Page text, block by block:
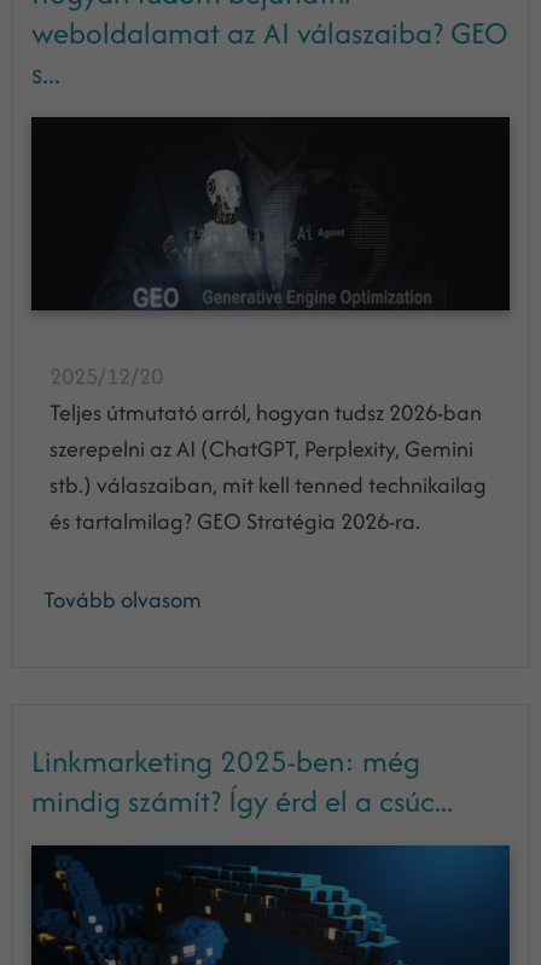
weboldalamat az AI válaszaiba? GEO
s...
2025/12/20
Teljes útmutató arról, hogyan tudsz 2026-ban
szerepelni az AI (ChatGPT, Perplexity, Gemini
stb.) válaszaiban, mit kell tenned technikailag
és tartalmilag? GEO Stratégia 2026-ra.
Tovább olvasom
Linkmarketing 2025-ben: még
mindig számít? Így érd el a csúc...